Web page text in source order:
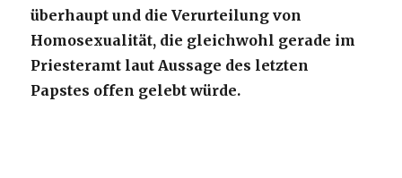
überhaupt und die Verurteilung von
Homosexualität, die gleichwohl gerade im
Priesteramt laut Aussage des letzten
Papstes offen gelebt würde.